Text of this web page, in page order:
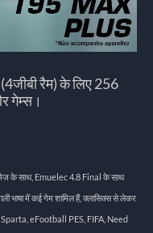
रैम) के लिए 256
गेम्स।
के साथ, Emuelec 4.8 Final के साथ
भाषा में कई गेम शामिल हैं, क्लासिक्स से लेकर
eFootball PES, FIFA, Need